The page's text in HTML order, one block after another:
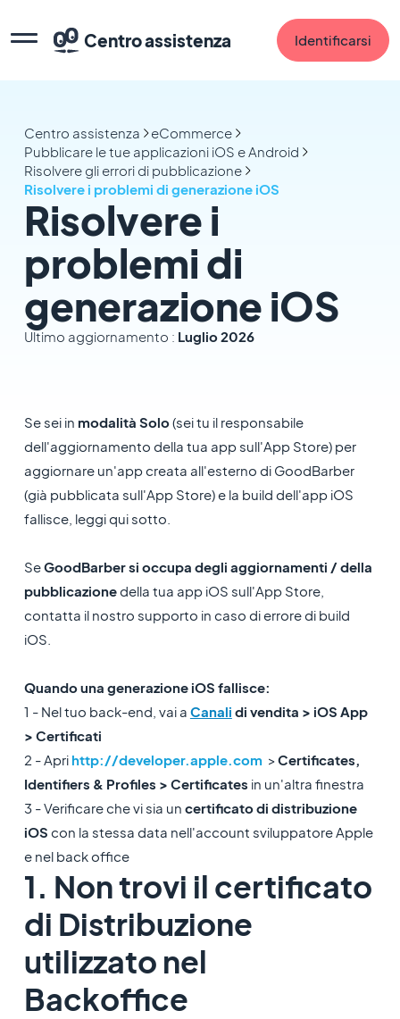
Centro assistenza Identificarsi
Centro assistenza
eCommerce
Pubblicare le tue applicazioni iOS e Android
Risolvere gli errori di pubblicazione
Risolvere i problemi di generazione iOS
Risolvere i
problemi di
generazione iOS
Ultimo aggiornamento : Luglio 2026
Se sei in modalità Solo(sei tu il responsabile
dell'aggiornamento della tua app sull'App Store) per
aggiornare un'app creata all'esterno di GoodBarber
(già pubblicata sull'App Store) e la build dell'app iOS
fallisce, leggi qui sotto.
SeGoodBarber si occupa degli aggiornamenti / della
pubblicazionedella tua app iOS sull'App Store,
contatta il nostro supporto in caso di errore di build
iOS.
Quando una generazione iOS fallisce:
1 - Nel tuo back-end, vai a Canali di vendita > iOS App
> Certificati
2 - Apri http://developer.apple.com >Certificates,
Identifiers & Profiles > Certificates in un'altra finestra
3 - Verificare che vi sia un certificato di distribuzione
iOS con la stessa data nell'account sviluppatore Apple
e nel back office
1. Non trovi il certificato
di Distribuzione
utilizzato nel
Backoffice